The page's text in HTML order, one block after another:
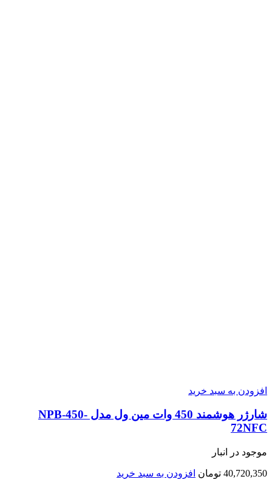
افزودن به سبد خرید
شارژر هوشمند 450 وات مین ول مدل NPB-450-
72NFC
موجود در انبار
40,720,350 تومان افزودن به سبد خرید